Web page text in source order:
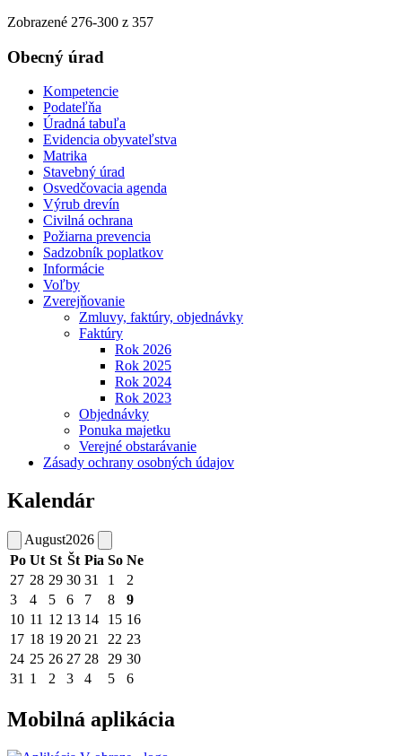
Zobrazené 276-300 z 357
Obecný úrad
Kompetencie
Podateľňa
Úradná tabuľa
Evidencia obyvateľstva
Matrika
Stavebný úrad
Osvedčovacia agenda
Výrub drevín
Civilná ochrana
Požiarna prevencia
Sadzobník poplatkov
Informácie
Voľby
Zverejňovanie
Zmluvy, faktúry, objednávky
Faktúry
Rok 2026
Rok 2025
Rok 2024
Rok 2023
Objednávky
Ponuka majetku
Verejné obstarávanie
Zásady ochrany osobných údajov
Kalendár
August2026
Po Ut St Št Pia So Ne
27 28 29 30 31 1
2
3
4 5 6 7 8
9
10 11 12 13 14 15 16
17 18 19 20 21 22 23
24 25 26 27 28 29 30
31 1 2 3 4 5 6
Mobilná aplikácia